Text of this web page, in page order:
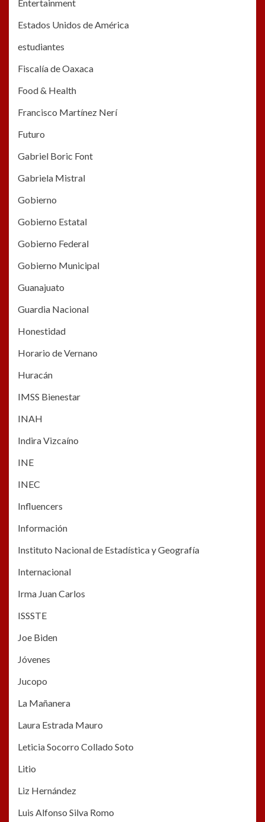
Entertainment
Estados Unidos de América
estudiantes
Fiscalía de Oaxaca
Food & Health
Francisco Martínez Nerí
Futuro
Gabriel Boric Font
Gabriela Mistral
Gobierno
Gobierno Estatal
Gobierno Federal
Gobierno Municipal
Guanajuato
Guardia Nacional
Honestidad
Horario de Vernano
Huracán
IMSS Bienestar
INAH
Indira Vizcaíno
INE
INEC
Influencers
Información
Instituto Nacional de Estadística y Geografía
Internacional
Irma Juan Carlos
ISSSTE
Joe Biden
Jóvenes
Jucopo
La Mañanera
Laura Estrada Mauro
Leticia Socorro Collado Soto
Litio
Liz Hernández
Luis Alfonso Silva Romo